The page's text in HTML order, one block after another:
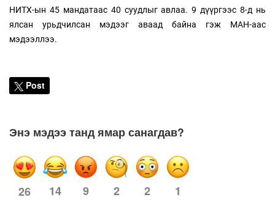
НИТХ-ын 45 мандатаас 40 суудлыг авлаа. 9 дүүргээс 8-д нь
ялсан урьдчилсан мэдээг аваад байна гэж МАН-аас
мэдээллээ.
Post
Энэ мэдээ танд ямар санагдав?
26 14 9 2 2 1